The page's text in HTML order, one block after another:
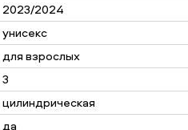
2023/2024
унисекс
для взрослых
3
цилиндрическая
да